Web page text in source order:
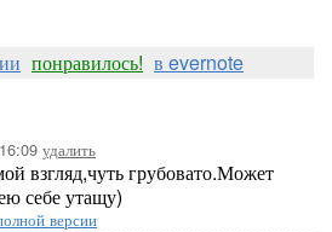
понравилось! в evernote
удалить
взгляд,чуть грубовато.Может
себе утащу)
версии